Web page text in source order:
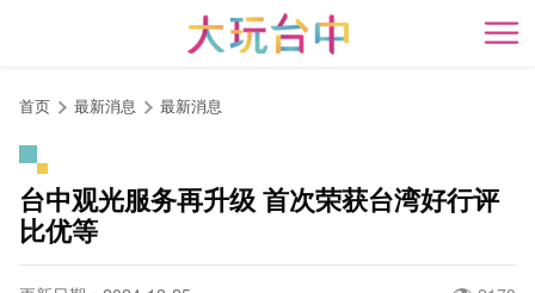
开
首页 最新消息 最新消息
台中观光服务再升级 首次荣获台湾好行评
比优等